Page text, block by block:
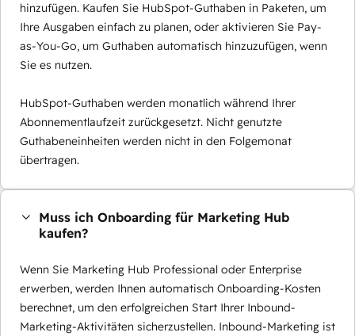
hinzufügen. Kaufen Sie HubSpot-Guthaben in Paketen, um
Ihre Ausgaben einfach zu planen, oder aktivieren Sie Pay-
as-You-Go, um Guthaben automatisch hinzuzufügen, wenn
Sie es nutzen.
HubSpot-Guthaben werden monatlich während Ihrer
Abonnementlaufzeit zurückgesetzt. Nicht genutzte
Guthabeneinheiten werden nicht in den Folgemonat
übertragen.
Muss ich Onboarding für Marketing Hub
kaufen?
Wenn Sie Marketing Hub Professional oder Enterprise
erwerben, werden Ihnen automatisch Onboarding-Kosten
berechnet, um den erfolgreichen Start Ihrer Inbound-
Marketing-Aktivitäten sicherzustellen. Inbound-Marketing ist